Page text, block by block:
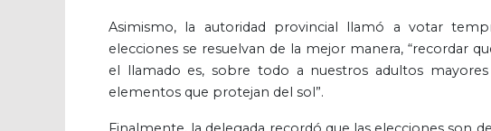
Asimismo, la autoridad provincial llamó a votar
elecciones se resuelvan de la mejor manera, “recordar
el llamado es, sobre todo a nuestros adultos
elementos que protejan del sol”.